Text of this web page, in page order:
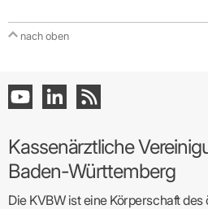
nach oben
Kassenärztliche
Baden-Württemberg
Die KVBW ist eine Körperschaft